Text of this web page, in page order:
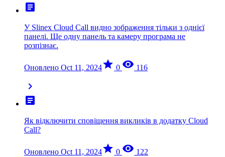
article
У Slinex Cloud Call видно зображення тільки з однієї
панелі. Ще одну панель та камеру програма не
розпізнає.
Оновлено Oct 11, 2024star 0 visibility 116
chevron_right
article
Як відключити сповіщення викликів в додатку Cloud
Call?
Оновлено Oct 11, 2024star 0 visibility 122